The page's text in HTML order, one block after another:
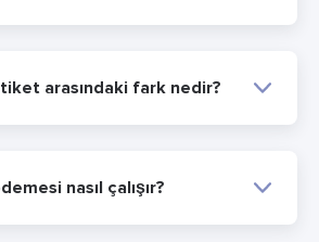
arasındaki fark nedir?
nasıl çalışır?